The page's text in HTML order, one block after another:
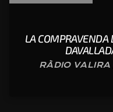
LA COMPRAVENDA
RÀDIO